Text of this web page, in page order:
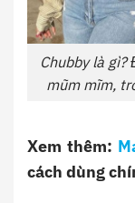
Chubby là
mũm mĩm,
Xem thêm:
cách dùng